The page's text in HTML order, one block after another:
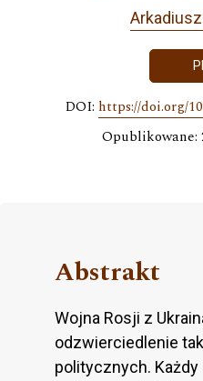
DOI: https://doi.org/
Opublikowane:
Abstrakt
Wojna Rosji z
odzwierciedlenie
politycznych.